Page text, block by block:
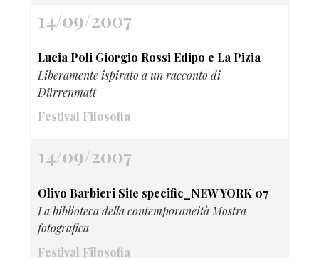
14/09/2007
Lucia Poli Giorgio Rossi Edipo e La Pizia
Liberamente ispirato a un racconto di
Dürrenmatt
Festival Filosofia
14/09/2007
Olivo Barbieri Site specific_NEW YORK 07
La biblioteca della contemporaneità Mostra
fotografica
Festival Filosofia